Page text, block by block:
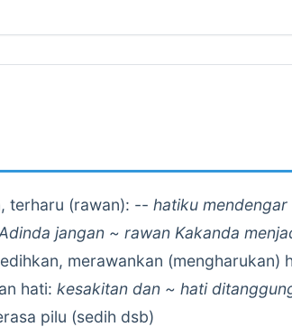
terharu (rawan): -- hatiku
jangan ~ rawan Kakanda
merawankan (mengharukan)
hati: kesakitan dan ~ hati
pilu (sedih dsb)